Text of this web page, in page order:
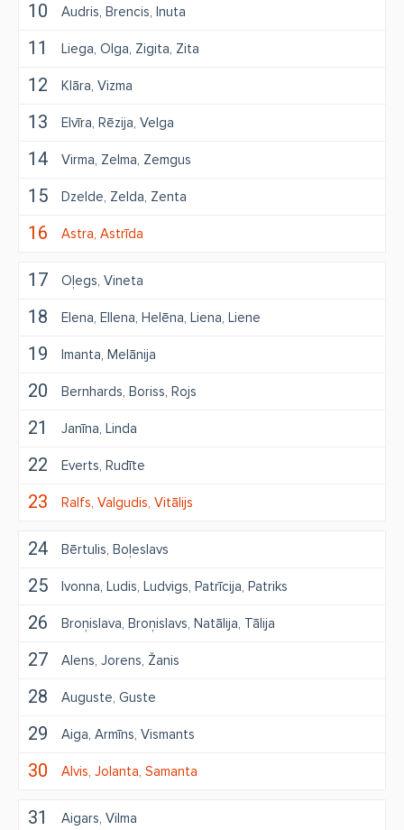
10 Audris Brencis Inuta
11 Liega Olga Zigita Zita
12 Klāra Vizma
13 Elvīra Rēzija Velga
14 Virma Zelma Zemgus
15 Dzelde Zelda Zenta
16 Astra Astrīda
17 Oļegs Vineta
18 Elena Ellena Helēna Liena Liene
19 Imanta Melānija
20 Bernhards Boriss Rojs
21 Janīna Linda
22 Everts Rudīte
23 Ralfs Valgudis Vitālijs
24 Bērtulis Boļeslavs
25 Ivonna Ludis Ludvigs Patrīcija Patriks
26 Broņislava Broņislavs Natālija Tālija
27 Alens Jorens Žanis
28 Auguste Guste
29 Aiga Armīns Vismants
30 Alvis Jolanta Samanta
31 Aigars Vilma